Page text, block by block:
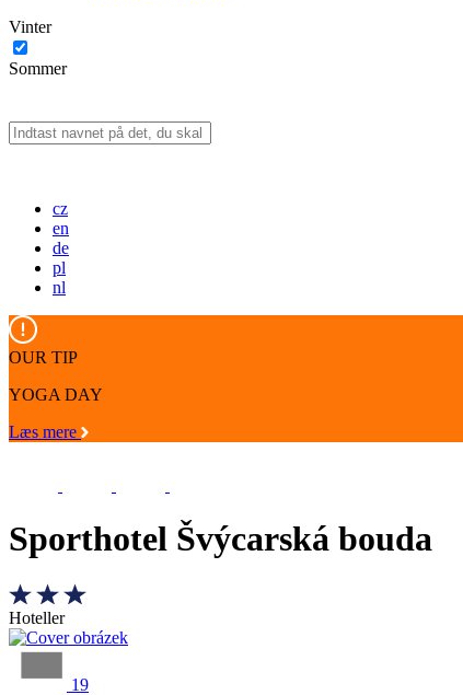
Vinter
Sommer
cz
en
de
pl
nl
OUR TIP
YOGA DAY
Læs mere
Sporthotel Švýcarská bouda
Hoteller
19